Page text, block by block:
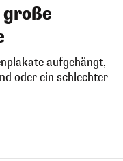
aufgehängt,
oder ein schlechter